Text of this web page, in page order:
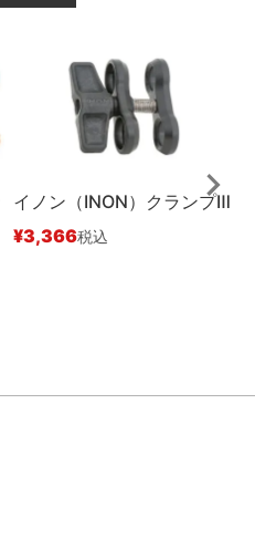
イノン（INON）クランプⅢ
¥3,366税込